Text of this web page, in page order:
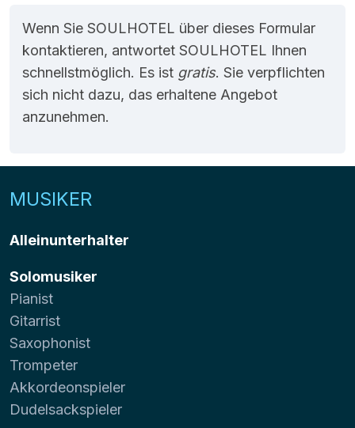
Wenn Sie SOULHOTEL über dieses Formular
kontaktieren, antwortet SOULHOTEL Ihnen
schnellstmöglich. Es ist gratis. Sie verpflichten
sich nicht dazu, das erhaltene Angebot
anzunehmen.
MUSIKER
Alleinunterhalter
Solomusiker
Pianist
Gitarrist
Saxophonist
Trompeter
Akkordeonspieler
Dudelsackspieler